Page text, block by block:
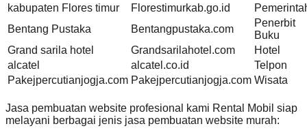
kabupaten Flores timur
Florestimurkab.go.id
Bentang Pustaka
Bentangpustaka.com
Penerbit
Buku
Grand sarila hotel
Grandsarilahotel.com
Hotel
alcatel
alcatel.co.id
Telpon
Pakejpercutianjogja.com Pakejpercutianjogja.com Wisata
Jasa pembuatan website profesional kami Rental Mobil siap
melayani berbagai jenis jasa pembuatan website murah: